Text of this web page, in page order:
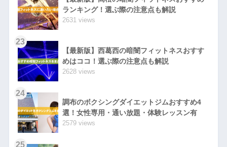
ランキング！選ぶ際の注意点も解説
2631 views
23
【最新版】西葛西の暗闇フィットネスおすす
めはココ！選ぶ際の注意点も解説
2628 views
24
調布のボクシングダイエットジムおすすめ4
選！女性専用・通い放題・体験レッスン有
2579 views
25